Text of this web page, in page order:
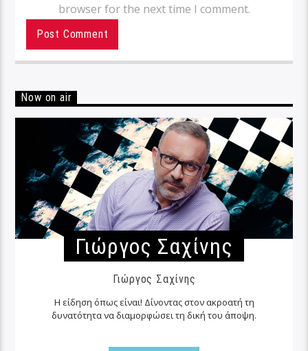
browser for the next time I comment.
Now on air
Γιώργος Σαχίνης
Γιώργος Σαχίνης
Η είδηση όπως είναι! Δίνοντας στον ακροατή τη
δυνατότητα να διαμορφώσει τη δική του άποψη.